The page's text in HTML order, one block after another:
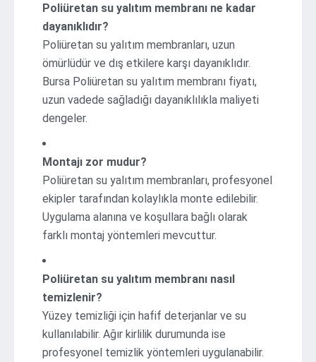
Poliüretan su yalıtım membranı ne kadar
dayanıklıdır?
Poliüretan su yalıtım membranları, uzun
ömürlüdür ve dış etkilere karşı dayanıklıdır.
Bursa Poliüretan su yalıtım membranı fiyatı,
uzun vadede sağladığı dayanıklılıkla maliyeti
dengeler.
Montajı zor mudur?
Poliüretan su yalıtım membranları, profesyonel
ekipler tarafından kolaylıkla monte edilebilir.
Uygulama alanına ve koşullara bağlı olarak
farklı montaj yöntemleri mevcuttur.
Poliüretan su yalıtım membranı nasıl
temizlenir?
Yüzey temizliği için hafif deterjanlar ve su
kullanılabilir. Ağır kirlilik durumunda ise
profesyonel temizlik yöntemleri uygulanabilir.